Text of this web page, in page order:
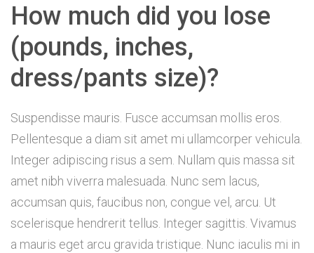
How much did you lose
(pounds, inches,
dress/pants size)?
Suspendisse mauris. Fusce accumsan mollis eros.
Pellentesque a diam sit amet mi ullamcorper vehicula.
Integer adipiscing risus a sem. Nullam quis massa sit
amet nibh viverra malesuada. Nunc sem lacus,
accumsan quis, faucibus non, congue vel, arcu. Ut
scelerisque hendrerit tellus. Integer sagittis. Vivamus
a mauris eget arcu gravida tristique. Nunc iaculis mi in